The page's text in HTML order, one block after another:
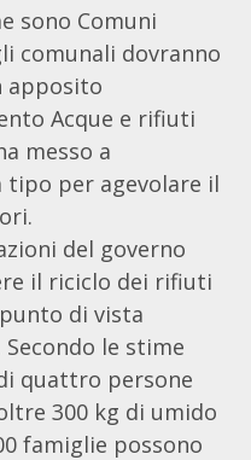
sono Comuni
comunali dovranno
apposito
Acque e rifiuti
messo a
tipo per agevolare il
del governo
il riciclo dei rifiuti
di vista
le stime
quattro persone
300 kg di umido
famiglie possono